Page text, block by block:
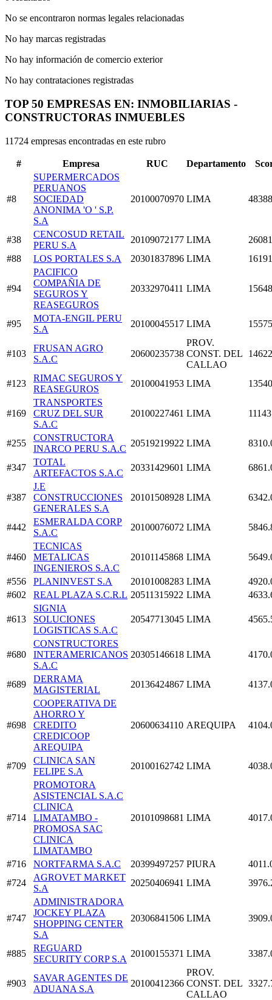
No se encontraron normas legales relacionadas
No hay marcas registradas
No hay información de comercio exterior
No hay contrataciones registradas
TOP 50 EMPRESAS EN: INMOBILIARIAS -
CONSTRUCTORAS INMUEBLES
11724 empresas encontradas en este rubro
# Empresa RUC Departamento
#8
SUPERMERCADOS
PERUANOS
SOCIEDAD
ANONIMA 'O ' S.P.
S.A
20100070970 LIMA
#38
CENCOSUD RETAIL
PERU S.A
20109072177 LIMA
#88
LOS PORTALES S.A 20301837896 LIMA
#94
PACIFICO
COMPAÑIA DE
SEGUROS Y
REASEGUROS
20332970411 LIMA
#95
MOTA-ENGIL PERU
S.A
20100045517 LIMA
#103
FRUSAN AGRO
S.A.C
20600235738
PROV.
CONST. DEL
CALLAO
#123
RIMAC SEGUROS Y
REASEGUROS
20100041953 LIMA
#169
TRANSPORTES
CRUZ DEL SUR
S.A.C
20100227461 LIMA
#255
CONSTRUCTORA
INARCO PERU S.A.C
20519219922 LIMA
#347
TOTAL
ARTEFACTOS S.A.C
20331429601 LIMA
#387
J.E
CONSTRUCCIONES
GENERALES S.A
20101508928 LIMA
#442
ESMERALDA CORP
S.A.C
20100076072 LIMA
#460
TECNICAS
METALICAS
INGENIEROS S.A.C
20101145868 LIMA
#556 PLANINVEST S.A 20101008283 LIMA
#602
REAL PLAZA S.C.R.L 20511315922 LIMA
#613
SIGNIA
SOLUCIONES
LOGISTICAS S.A.C
20547713045 LIMA
#680
CONSTRUCTORES
INTERAMERICANOS
S.A.C
20305146618 LIMA
#689
DERRAMA
MAGISTERIAL
20136424867 LIMA
#698
COOPERATIVA DE
AHORRO Y
CREDITO
CREDICOOP
AREQUIPA
20600634110 AREQUIPA
#709
CLINICA SAN
FELIPE S.A
20100162742 LIMA
#714
PROMOTORA
ASISTENCIAL S.A.C
CLINICA
LIMATAMBO -
PROMOSA SAC
CLINICA
LIMATAMBO
20101098681 LIMA
#716 NORTFARMA S.A.C 20399497257 PIURA
#724
AGROVET MARKET
S.A
20250406941 LIMA
#747
ADMINISTRADORA
JOCKEY PLAZA
SHOPPING CENTER
S.A
20306841506 LIMA
#885
REGUARD
SECURITY CORP S.A
20100155371 LIMA
#903
SAVAR AGENTES DE
ADUANA S.A
20100412366
PROV.
CONST. DEL
CALLAO